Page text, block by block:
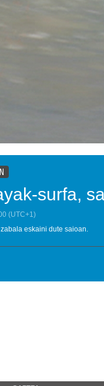
surfa,
(UTC+1)
eskaini dute saioan.